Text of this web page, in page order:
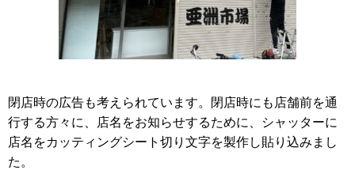
閉店時の広告も考えられています。閉店時にも店舗前を通
行する方々に、店名をお知らせするために、シャッターに
店名をカッティングシート切り文字を製作し貼り込みまし
た。